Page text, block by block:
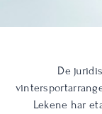
De
Lekene har